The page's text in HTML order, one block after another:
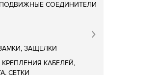
СОЕДИНИТЕЛИ
ЗАЩЕЛКИ
КАБЕЛЕЙ,
СЕТКИ